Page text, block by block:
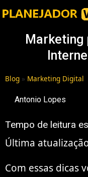
Marketing
Blog » Marketing Digital
Antonio Lopes
Tempo de leitura
Última
Com essas dicas